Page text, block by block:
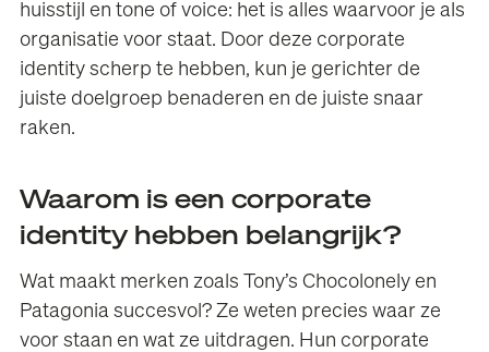
huisstijl en tone of voice: het is alles waarvoor je als
organisatie voor staat. Door deze corporate
identity scherp te hebben, kun je gerichter de
juiste doelgroep benaderen en de juiste snaar
raken.
Waarom is een corporate
identity hebben belangrijk?
Wat maakt merken zoals Tony’s Chocolonely en
Patagonia succesvol? Ze weten precies waar ze
voor staan en wat ze uitdragen. Hun corporate